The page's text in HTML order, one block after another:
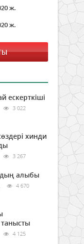
ж.
ж.
ескерткіші
3 022
хинди
3 267
алыбы
4 670
4 125